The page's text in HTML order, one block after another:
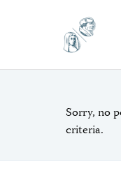
Sorry, no
criteria.